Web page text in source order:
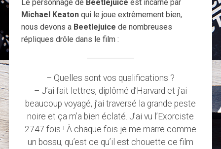
Le personnage de Beetlejuice est incarné par
Michael Keatonqui le joue extrêmement bien,
nous devons a Beetlejuice de nombreuses
répliques drôle dans le film :
– Quelles sont vos qualifications ?
– J’ai fait lettres, diplômé d’Harvard et j’ai
beaucoup voyagé, j’ai traversé la grande peste
noire et ça m’a bien éclaté. J’ai vu l’Exorciste
2747 fois ! À chaque fois je me marre comme
un bossu, qu’est ce qu’il est chouette ce film